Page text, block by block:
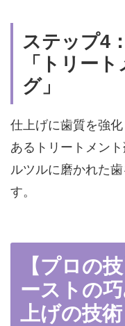
ステップ4
「トリー
グ」
仕上げに歯質を強
あるトリートメン
ルツルに磨かれた
す。
【プロの
ーストの
上げの技術